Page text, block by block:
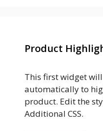
Product
This first widget
automatically to
product. Edit the
Additional CSS.